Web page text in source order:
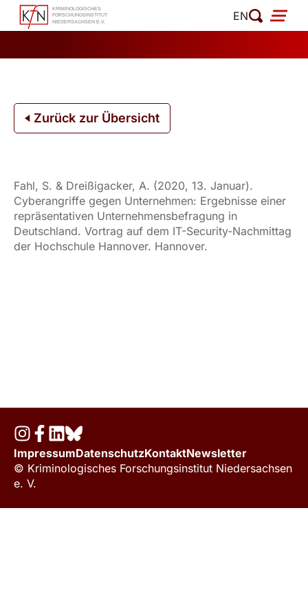
Zum
Inhalt
EN
Zurück zur Übersicht
Fahl, S. & Dreißigacker, A. (2020, 13. Januar).
Cyberangriffe gegen Unternehmen: Ergebnisse einer
repräsentativen Unternehmensbefragung in
Deutschland. Vortrag auf dem IT-Security-Nachmittag
der Hochschule Hannover. Hannover.
ImpressumDatenschutzKontaktNewsletter
© Kriminologisches Forschungsinstitut Niedersachsen
e. V.